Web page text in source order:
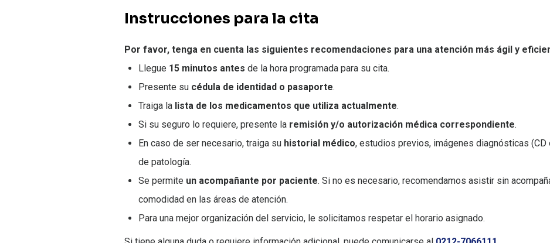
Instrucciones para la cita
Por favor, tenga en cuenta las siguientes recomendaciones para una atención más ágil y
Llegue 15 minutos antes de la hora programada para su cita.
Presente su cédula de identidad o pasaporte.
Traiga la lista de los medicamentos que utiliza actualmente.
Si su seguro lo requiere, presente la remisión y/o autorización médica correspondiente.
En caso de ser necesario, traiga su historial médico, estudios previos, imágenes diagnósticas
de patología.
Se permite un acompañante por paciente. Si no es necesario, recomendamos asistir sin
comodidad en las áreas de atención.
Para una mejor organización del servicio, le solicitamos respetar el horario asignado.